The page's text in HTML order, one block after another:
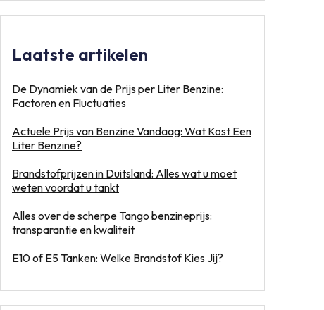
Laatste artikelen
De Dynamiek van de Prijs per Liter Benzine:
Factoren en Fluctuaties
Actuele Prijs van Benzine Vandaag: Wat Kost Een
Liter Benzine?
Brandstofprijzen in Duitsland: Alles wat u moet
weten voordat u tankt
Alles over de scherpe Tango benzineprijs:
transparantie en kwaliteit
E10 of E5 Tanken: Welke Brandstof Kies Jij?